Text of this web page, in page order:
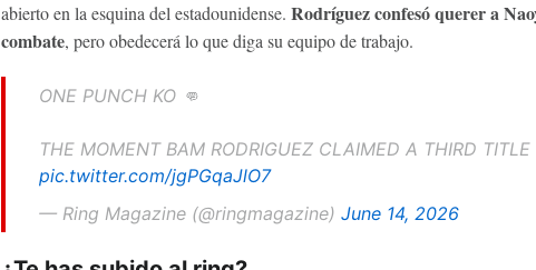
abierto en la esquina del estadounidense. Rodríguez confesó querer a
combate, pero obedecerá lo que diga su equipo de trabajo.
ONE PUNCH KO 👊
THE MOMENT BAM RODRIGUEZ CLAIMED A THIRD TITLE
pic.twitter.com/jgPGqaJlO7
— Ring Magazine (@ringmagazine) June 14, 2026